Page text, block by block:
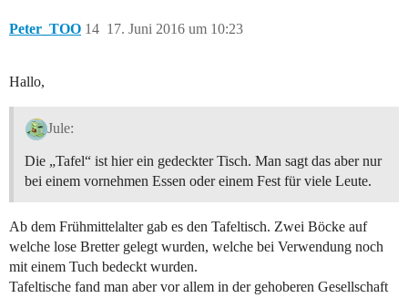
Peter_TOO 17. Juni 2016 um 10:23
14
Hallo,
Jule:
Die „Tafel“ ist hier ein gedeckter Tisch. Man sagt das aber nur
bei einem vornehmen Essen oder einem Fest für viele Leute.
Ab dem Frühmittelalter gab es den Tafeltisch. Zwei Böcke auf
welche lose Bretter gelegt wurden, welche bei Verwendung noch
mit einem Tuch bedeckt wurden.
Tafeltische fand man aber vor allem in der gehoberen Gesellschaft